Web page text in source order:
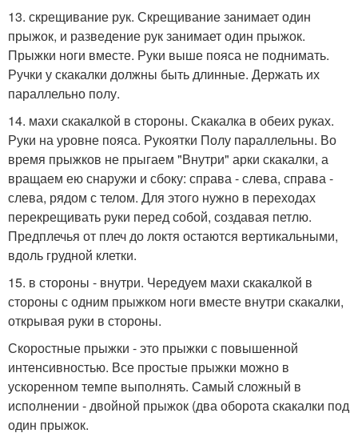
13. скрещивание рук. Скрещивание занимает один
прыжок, и разведение рук занимает один прыжок.
Прыжки ноги вместе. Руки выше пояса не поднимать.
Ручки у скакалки должны быть длинные. Держать их
параллельно полу.
14. махи скакалкой в стороны. Скакалка в обеих руках.
Руки на уровне пояса. Рукоятки Полу параллельны. Во
время прыжков не прыгаем "Внутри" арки скакалки, а
вращаем ею снаружи и сбоку: справа - слева, справа -
слева, рядом с телом. Для этого нужно в переходах
перекрещивать руки перед собой, создавая петлю.
Предплечья от плеч до локтя остаются вертикальными,
вдоль грудной клетки.
15. в стороны - внутри. Чередуем махи скакалкой в
стороны с одним прыжком ноги вместе внутри скакалки,
открывая руки в стороны.
Скоростные прыжки - это прыжки с повышенной
интенсивностью. Все простые прыжки можно в
ускоренном темпе выполнять. Самый сложный в
исполнении - двойной прыжок (два оборота скакалки под
один прыжок.